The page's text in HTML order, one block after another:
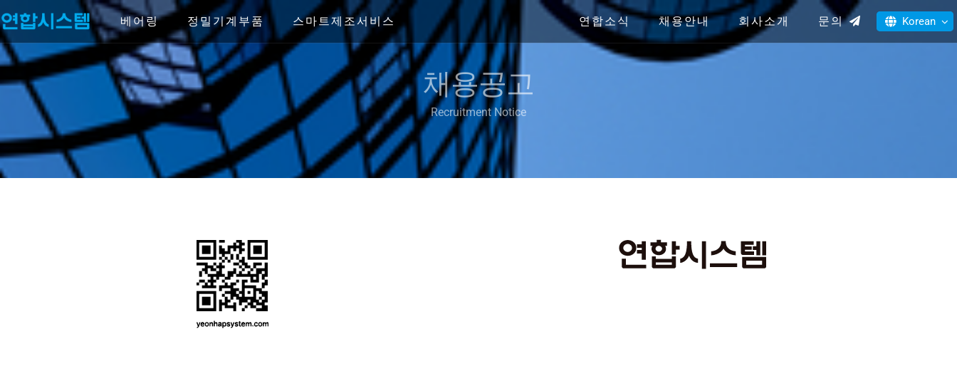
to
content
베어링 정밀기계부품 스마트제조서비스 연합소식 채용안내 회사소개 문의 Korean
채용공고
Recruitment Notice